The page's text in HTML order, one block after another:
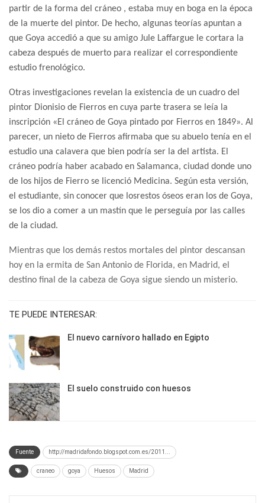
partir de la forma del cráneo , estaba muy en boga en la época
de la muerte del pintor. De hecho, algunas teorías apuntan a
que Goya accedió a que su amigo Jule Laffargue le cortara la
cabeza después de muerto para realizar el correspondiente
estudio frenológico.
Otras investigaciones revelan la existencia de un cuadro del
pintor Dionisio de Fierros en cuya parte trasera se leía la
inscripción «El cráneo de Goya pintado por Fierros en 1849». Al
parecer, un nieto de Fierros afirmaba que su abuelo tenía en el
estudio una calavera que bien podría ser la del artista. El
cráneo podría haber acabado en Salamanca, ciudad donde uno
de los hijos de Fierro se licenció Medicina. Según esta versión,
el estudiante, sin conocer que losrestos óseos eran los de Goya,
se los dio a comer a un mastín que le perseguía por las calles
de la ciudad.
Mientras que los demás restos mortales del pintor descansan
hoy en la ermita de San Antonio de Florida, en Madrid, el
destino final de la cabeza de Goya sigue siendo un misterio.
TE PUEDE INTERESAR:
El nuevo carnívoro hallado en Egipto
El suelo construido con huesos
Fuente http://madridafondo.blogspot.com.es/2011...
craneo goya Huesos Madrid